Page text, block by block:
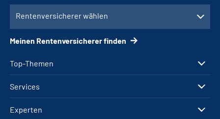
Top-Themen
Services
Experten
Rentenversicherer wählen
Meinen Rentenversicherer finden